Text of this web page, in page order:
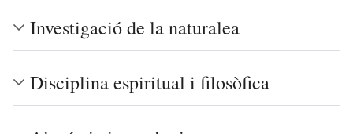
Investigació de la naturalea
Disciplina espiritual i filosòfica